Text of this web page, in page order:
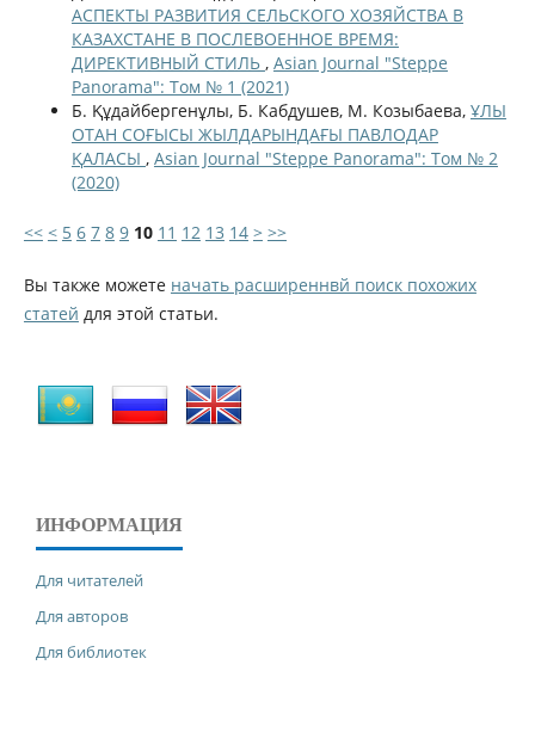
АСПЕКТЫ РАЗВИТИЯ СЕЛЬСКОГО ХОЗЯЙСТВА В
КАЗАХСТАНЕ В ПОСЛЕВОЕННОЕ ВРЕМЯ:
ДИРЕКТИВНЫЙ СТИЛЬ , Asian Journal "Steppe
Panorama": Том № 1 (2021)
Б. Құдайбергенұлы, Б. Кабдушев, М. Козыбаева, ҰЛЫ
ОТАН СОҒЫСЫ ЖЫЛДАРЫНДАҒЫ ПАВЛОДАР
ҚАЛАСЫ , Asian Journal "Steppe Panorama": Том № 2
(2020)
<< < 5 6 7 8 9 10 11 12 13 14 > >>
Вы также можете начать расширеннвй поиск похожих
статей для этой статьи.
ИНФОРМАЦИЯ
Для читателей
Для авторов
Для библиотек